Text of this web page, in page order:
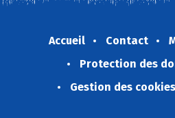
Accueil Contact
Protection des
Gestion des cookies